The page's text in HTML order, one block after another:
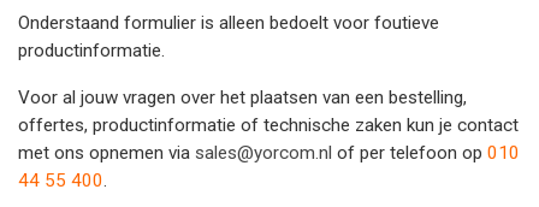
Onderstaand formulier is alleen bedoelt voor foutieve
productinformatie.
Voor al jouw vragen over het plaatsen van een bestelling,
offertes, productinformatie of technische zaken kun je contact
met ons opnemen via sales@yorcom.nl of per telefoon op 010
44 55 400.